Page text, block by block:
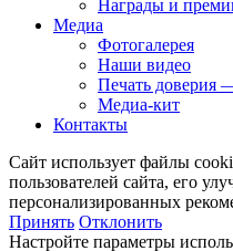
Награды и
Медиа
Фотогалерея
Наши видео
Печать доверия
Медиа-кит
Контакты
Сайт использует файлы
пользователей сайта, его
персонализированных
Принять Отклонить
Настройте параметры